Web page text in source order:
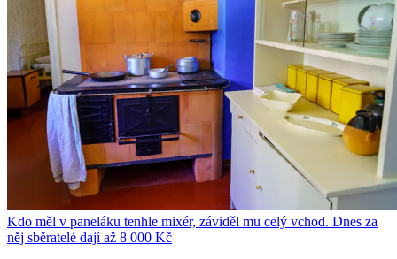
Kdo měl v paneláku tenhle mixér, záviděl mu celý vchod. Dnes za
něj sběratelé dají až 8 000 Kč